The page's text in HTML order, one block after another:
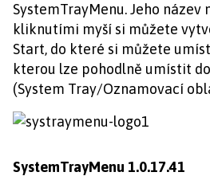
SystemTrayMenu. Jeho název
kliknutími myší si můžete
Start, do které si můžete
kterou lze pohodlně umístit
(System Tray/Oznamovací
SystemTrayMenu 1.0.17.41